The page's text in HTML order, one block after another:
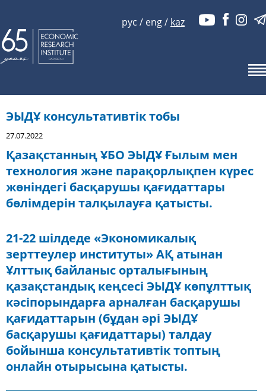
рус / eng/ kaz
ЭЫДҰ консультативтік тобы
27.07.2022
Қазақстанның ҰБО ЭЫДҰ Ғылым мен
технология және парақорлықпен күрес
жөніндегі басқарушы қағидаттары
бөлімдерін талқылауға қатысты.
21-22 шілдеде «Экономикалық
зерттеулер институты» АҚ атынан
Ұлттық байланыс орталығының
қазақстандық кеңсесі ЭЫДҰ көпұлттық
кәсіпорындарға арналған басқарушы
қағидаттарын (бұдан әрі ЭЫДҰ
басқарушы қағидаттары) талдау
бойынша консультативтік топтың
онлайн отырысына қатысты.